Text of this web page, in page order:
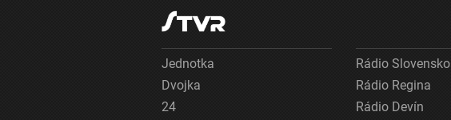
Jednotka
Dvojka
24
Rádio Slovensko
Rádio Regina
Rádio Devín